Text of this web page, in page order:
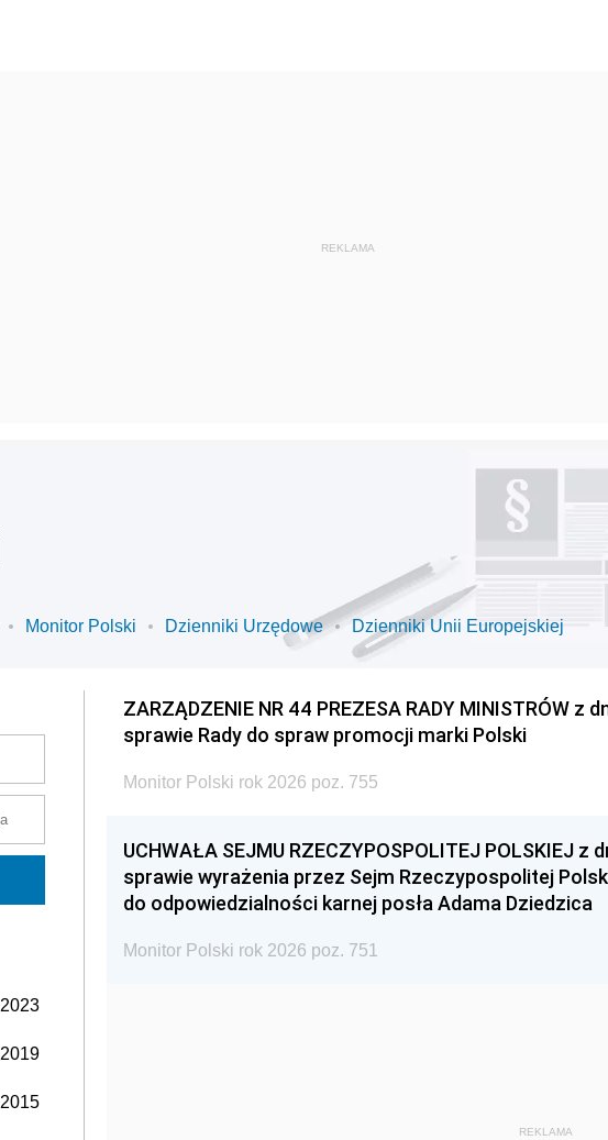
Monitor Polski Dzienniki Urzędowe Dzienniki Unii Europejskiej
2023
2019
2015
ZARZĄDZENIE NR 44 PREZESA RADY MINISTRÓW z
sprawie Rady do spraw promocji marki Polski
Monitor Polski rok 2026 poz. 755
UCHWAŁA SEJMU RZECZYPOSPOLITEJ POLSKIEJ z
sprawie wyrażenia przez Sejm Rzeczypospolitej
do odpowiedzialności karnej posła Adama Dziedzica
Monitor Polski rok 2026 poz. 751
REKLAMA